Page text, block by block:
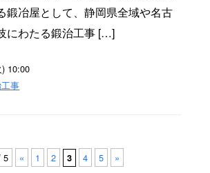
鍛冶屋として、静岡県全域や名古
にわたる鍛治工事 […]
10:00
事
5 « 1 2 3 4 5 »